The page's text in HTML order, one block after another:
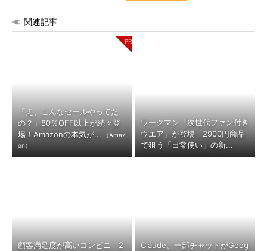
関連記事
「え、こんなセールやってた
の？」80％OFF以上が続々登
場！Amazonの本気が...
（Amaz
on）
ワークマン「次世代ファン付き
ウエア」が登場 2900円商品
で狙う「日常使い」の新...
顧客満足度が高いコンビニ 2 Claude、一部チャットがGoog